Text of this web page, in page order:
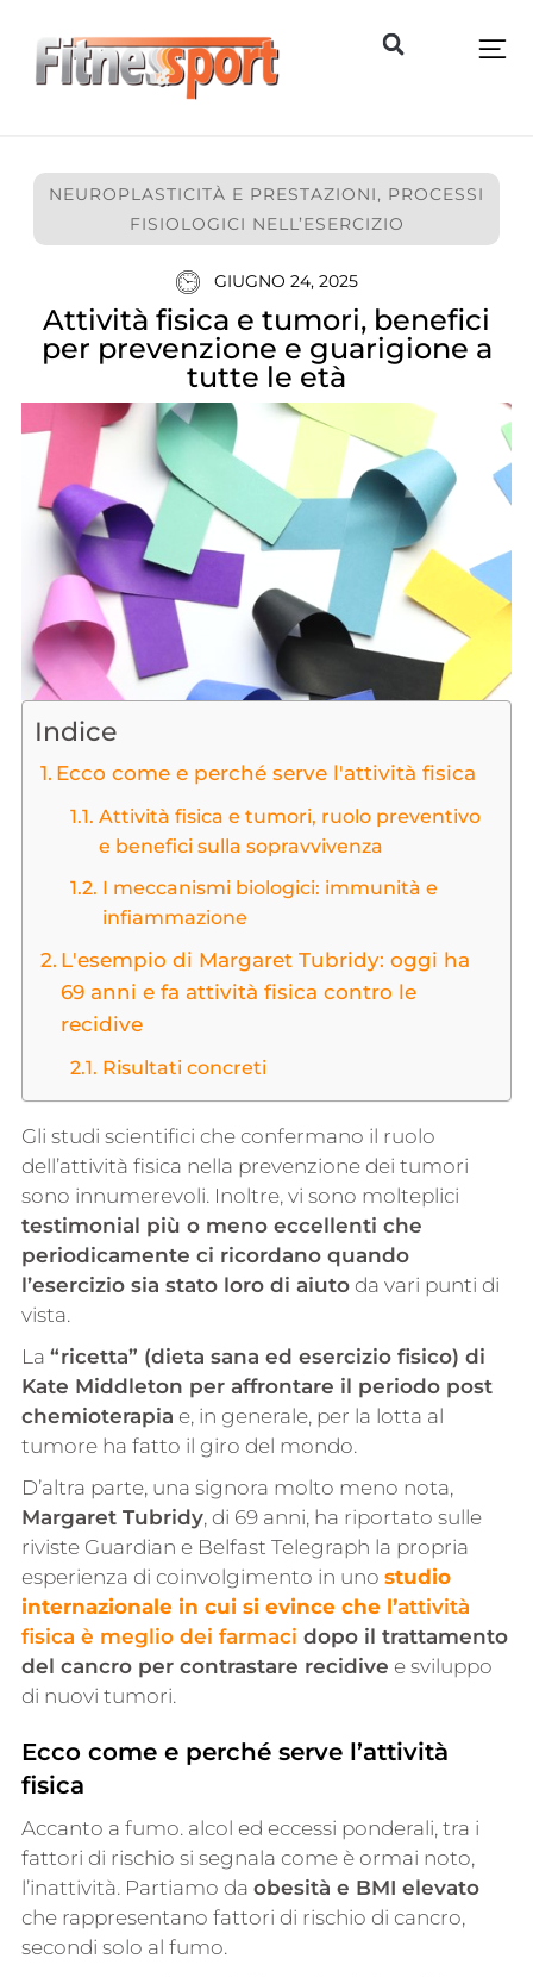
NEUROPLASTICITÀ E PRESTAZIONI, PROCESSI
FISIOLOGICI NELL’ESERCIZIO
GIUGNO 24, 2025
Attività fisica e tumori, benefici
per prevenzione e guarigione a
tutte le età
Indice
Ecco come e perché serve l'attività fisica
Attività fisica e tumori, ruolo preventivo
e benefici sulla sopravvivenza
I meccanismi biologici: immunità e
infiammazione
L'esempio di Margaret Tubridy: oggi ha
69 anni e fa attività fisica contro le
recidive
Risultati concreti
Gli studi scientifici che confermano il ruolo
dell’attività fisica nella prevenzione dei tumori
sono innumerevoli. Inoltre, vi sono molteplici
testimonial più o meno eccellenti che
periodicamente ci ricordano quando
l’esercizio sia stato loro di aiutoda vari punti di
vista.
La “ricetta” (dieta sana ed esercizio fisico) di
Kate Middleton per affrontare il periodo post
chemioterapia e, in generale, per la lotta al
tumore ha fatto il giro del mondo.
D’altra parte, una signora molto meno nota,
Margaret Tubridy, di 69 anni, ha riportato sulle
riviste Guardian e Belfast Telegraph la propria
esperienza di coinvolgimento in uno studio
internazionale in cui si evince che l’attività
fisica è meglio dei farmaci dopo il trattamento
del cancro per contrastare recidive e sviluppo
di nuovi tumori.
Ecco come e perché serve l’attività
fisica
Accanto a fumo. alcol ed eccessi ponderali, tra i
fattori di rischio si segnala come è ormai noto,
l’inattività. Partiamo da obesità e BMI elevato
che rappresentano fattori di rischio di cancro,
secondi solo al fumo.